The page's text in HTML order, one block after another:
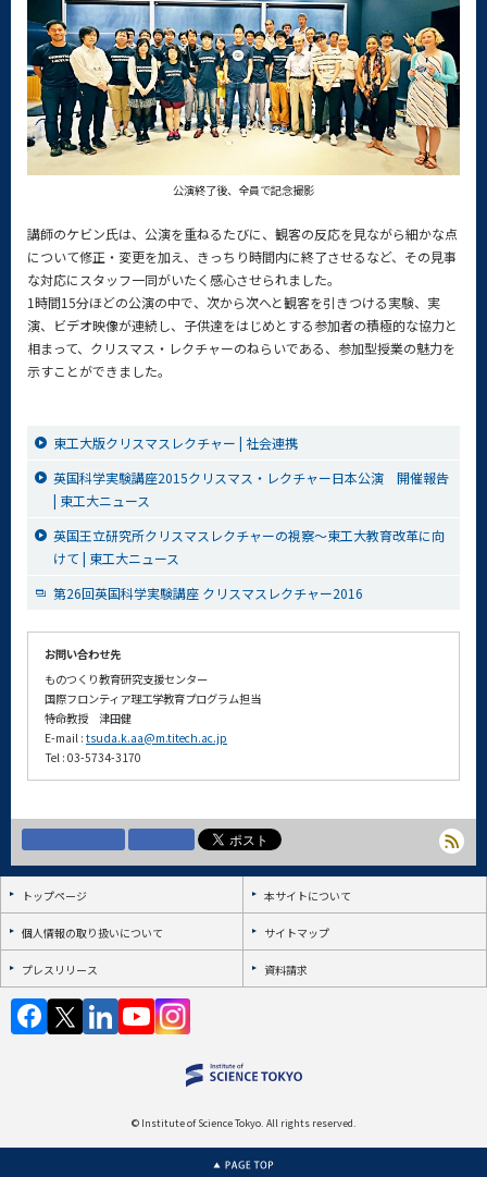
公演終了後、全員で記念撮影
講師のケビン氏は、公演を重ねるたびに、観客の反応を見ながら細かな点
について修正・変更を加え、きっちり時間内に終了させるなど、その見事
な対応にスタッフ一同がいたく感心させられました。
1時間15分ほどの公演の中で、次から次へと観客を引きつける実験、実
演、ビデオ映像が連続し、子供達をはじめとする参加者の積極的な協力と
相まって、クリスマス・レクチャーのねらいである、参加型授業の魅力を
示すことができました。
東工大版クリスマスレクチャー | 社会連携
英国科学実験講座2015クリスマス・レクチャー日本公演 開催報告
| 東工大ニュース
英国王立研究所クリスマスレクチャーの視察～東工大教育改革に向
けて | 東工大ニュース
第26回英国科学実験講座 クリスマスレクチャー2016
お問い合わせ先
ものつくり教育研究支援センター
国際フロンティア理工学教育プログラム担当
特命教授 津田健
E-mail : tsuda.k.aa@m.titech.ac.jp
Tel : 03-5734-3170
トップページ 本サイトについて
個人情報の取り扱いについて サイトマップ
プレスリリース 資料請求
© Institute of Science Tokyo. All rights reserved.